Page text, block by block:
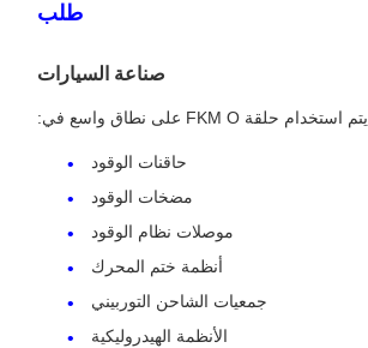
طلب
صناعة السيارات
يتم استخدام حلقة FKM O على نطاق واسع في:
حاقنات الوقود
مضخات الوقود
موصلات نظام الوقود
أنظمة ختم المحرك
جمعيات الشاحن التوربيني
الأنظمة الهيدروليكية